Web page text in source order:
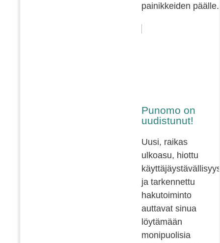
painikkeiden päälle.
Punomo on
uudistunut!
Uusi, raikas
ulkoasu, hiottu
ja tarkennettu
hakutoiminto
auttavat sinua
löytämään
monipuolisia